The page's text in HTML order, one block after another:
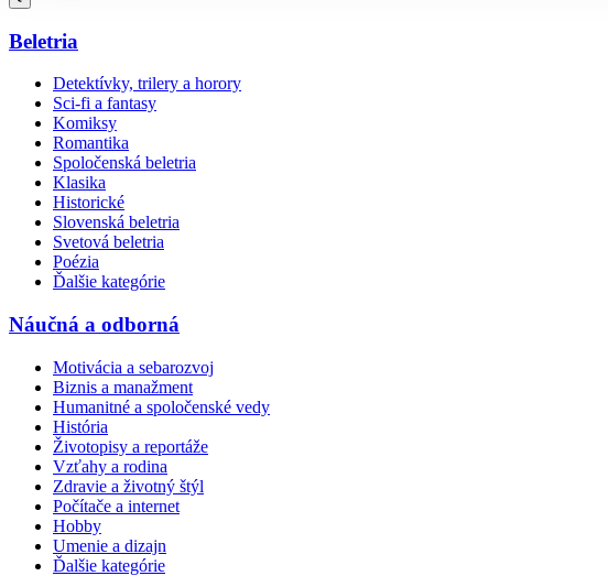
Beletria
Detektívky, trilery a horory
Sci-fi a fantasy
Komiksy
Romantika
Spoločenská beletria
Klasika
Historické
Slovenská beletria
Svetová beletria
Poézia
Ďalšie kategórie
Náučná a odborná
Motivácia a sebarozvoj
Biznis a manažment
Humanitné a spoločenské vedy
História
Životopisy a reportáže
Vzťahy a rodina
Zdravie a životný štýl
Počítače a internet
Hobby
Umenie a dizajn
Ďalšie kategórie